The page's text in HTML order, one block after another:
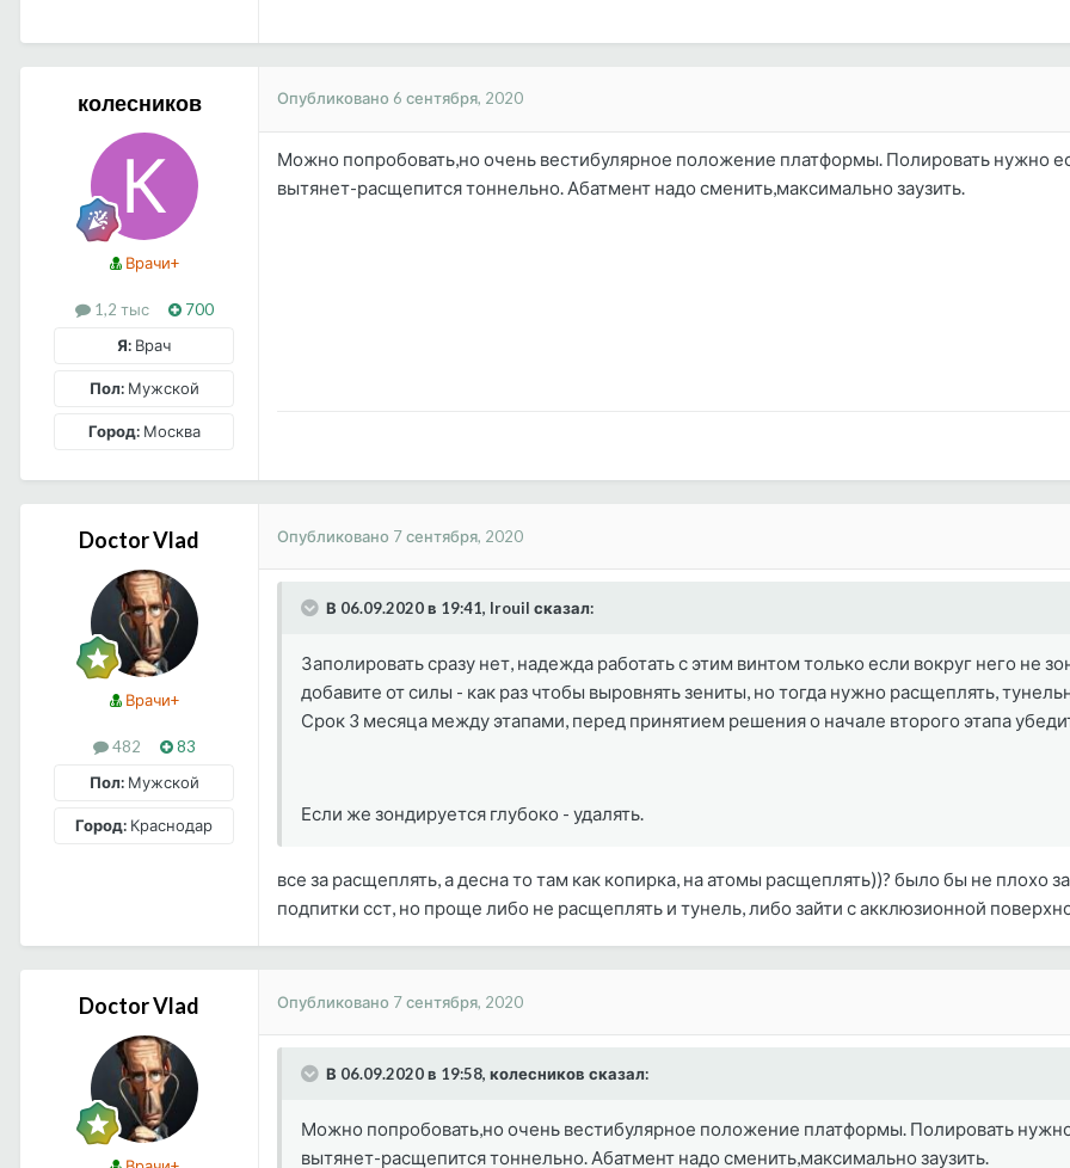
колесников
Врачи+
1,2 тыс
700
Я: Врач
Пол:Мужской
Город:Москва
Опубликовано 6 сентября, 2020
Можно попробовать,но очень вестибулярное положение платформы. Полировать нужно
вытянет-расщепится тоннельно. Абатмент надо сменить,максимально заузить.
Doctor Vlad
Врачи+
482
83
Пол:Мужской
Город: Краснодар
Опубликовано 7 сентября, 2020
В 06.09.2020 в 19:41, Irouil сказал:
Заполировать сразу нет, надежда работать с этим винтом только если вокруг него не
добавите от силы - как раз чтобы выровнять зениты, но тогда нужно расщеплять,
Срок 3 месяца между этапами, перед принятием решения о начале второго этапа
Если же зондируется глубоко - удалять.
все за расщеплять, а десна то там как копирка, на атомы расщеплять))? было бы не плохо
подпитки сст, но проще либо не расщеплять и тунель, либо зайти с акклюзионной
Doctor Vlad Опубликовано 7 сентября, 2020
В 06.09.2020 в 19:58, колесников сказал:
Можно попробовать,но очень вестибулярное положение платформы. Полировать
вытянет-расщепится тоннельно. Абатмент надо сменить,максимально заузить.